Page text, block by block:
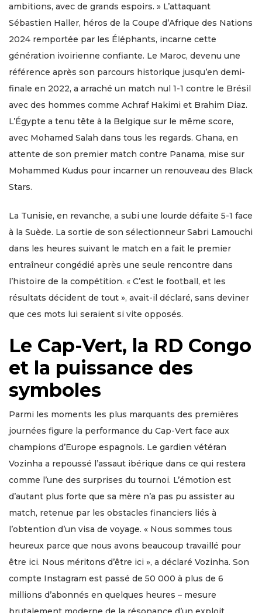
ambitions, avec de grands espoirs. » L’attaquant
Sébastien Haller, héros de la Coupe d’Afrique des Nations
2024 remportée par les Éléphants, incarne cette
génération ivoirienne confiante. Le Maroc, devenu une
référence après son parcours historique jusqu’en demi-
finale en 2022, a arraché un match nul 1-1 contre le Brésil
avec des hommes comme Achraf Hakimi et Brahim Diaz.
L’Égypte a tenu tête à la Belgique sur le même score,
avec Mohamed Salah dans tous les regards. Ghana, en
attente de son premier match contre Panama, mise sur
Mohammed Kudus pour incarner un renouveau des Black
Stars.
La Tunisie, en revanche, a subi une lourde défaite 5-1 face
à la Suède. La sortie de son sélectionneur Sabri Lamouchi
dans les heures suivant le match en a fait le premier
entraîneur congédié après une seule rencontre dans
l’histoire de la compétition. « C’est le football, et les
résultats décident de tout », avait-il déclaré, sans deviner
que ces mots lui seraient si vite opposés.
Le Cap-Vert, la RD Congo
et la puissance des
symboles
Parmi les moments les plus marquants des premières
journées figure la performance du Cap-Vert face aux
champions d’Europe espagnols. Le gardien vétéran
Vozinha a repoussé l’assaut ibérique dans ce qui restera
comme l’une des surprises du tournoi. L’émotion est
d’autant plus forte que sa mère n’a pas pu assister au
match, retenue par les obstacles financiers liés à
l’obtention d’un visa de voyage. « Nous sommes tous
heureux parce que nous avons beaucoup travaillé pour
être ici. Nous méritons d’être ici », a déclaré Vozinha. Son
compte Instagram est passé de 50 000 à plus de 6
millions d’abonnés en quelques heures – mesure